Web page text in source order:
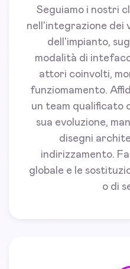
Seguiamo i nostri
nell'integrazione dei
dell'impianto,
modalità di
attori coinvolti,
funziomamento.
un team qualificato
sua evoluzione,
disegni
indirizzamento.
globale e le
o di